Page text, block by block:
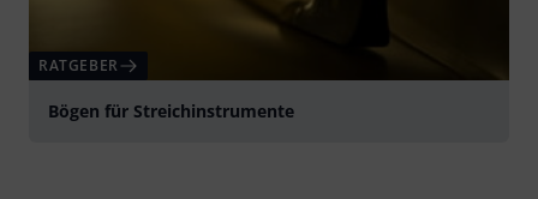
RATGEBER
Bögen für Streichinstrumente